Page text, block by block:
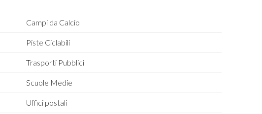
Campi da Calcio
Piste Ciclabili
Trasporti Pubblici
Scuole Medie
Uffici postali